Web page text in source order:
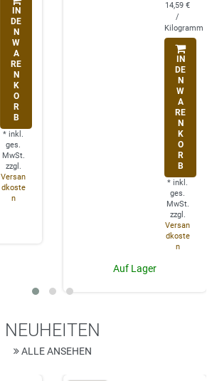
IN
DE
N
W
A
RE
N
K
O
R
B
* inkl.
ges.
MwSt.
zzgl.
Versan
dkoste
n
14,59 €
/
Kilogramm
IN
DE
N
W
A
RE
N
K
O
R
B
* inkl.
ges.
MwSt.
zzgl.
Versan
dkoste
n
Auf Lager
NEUHEITEN
ALLE ANSEHEN